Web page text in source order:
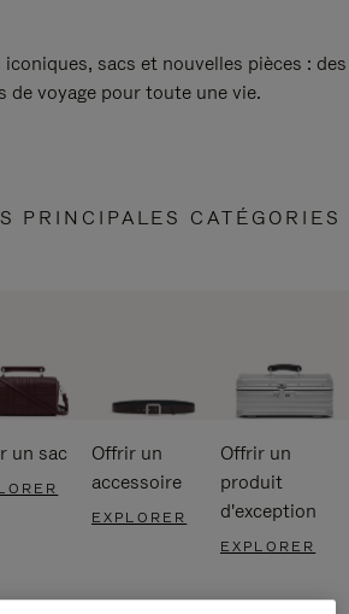
sacs et nouvelles pièces : des
de voyage pour toute une vie.
PRINCIPALES CATÉGORIES
un sac
Offrir un
accessoire
EXPLORER
Offrir un
produit
d'exception
EXPLORER